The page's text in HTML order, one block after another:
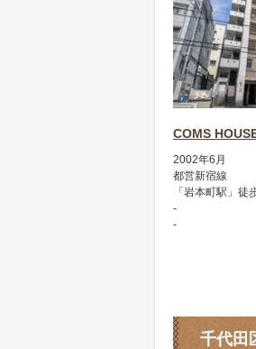
COMS
2002年6月
都営新宿線
「岩本町駅」徒
-
-
千代田